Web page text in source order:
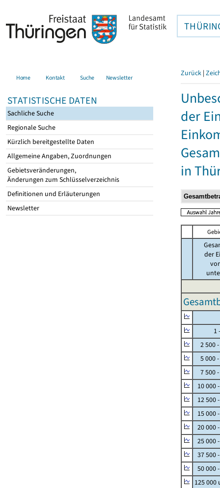
Home Kontakt Suche Newsletter
STATISTISCHE DATEN
Sachliche Suche
Regionale Suche
Kürzlich bereitgestellte Daten
Allgemeine Angaben, Zuordnungen
Gebietsveränderungen,
Änderungen zum Schlüsselverzeichnis
Definitionen und Erläuterungen
Newsletter
Zurück |
der
in
der
1 -
2 500
5 000
7 500
10 000
12 500
15 000
20 000
25 000
37 500
50 000
125